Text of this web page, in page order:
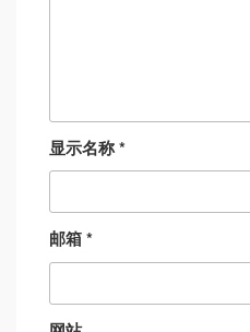
显示名称*
邮箱*